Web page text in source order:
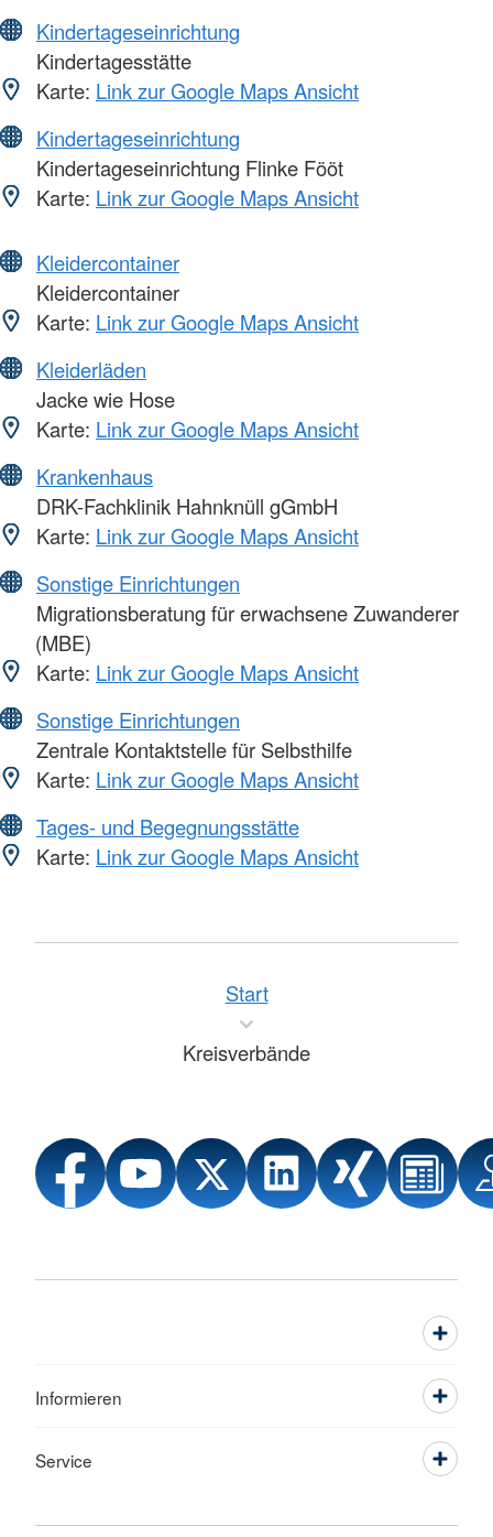
Kindertageseinrichtung
Kindertagesstätte
Karte: Link zur Google Maps Ansicht
Kindertageseinrichtung
Kindertageseinrichtung Flinke Fööt
Karte: Link zur Google Maps Ansicht
Kleidercontainer
Kleidercontainer
Karte: Link zur Google Maps Ansicht
Kleiderläden
Jacke wie Hose
Karte: Link zur Google Maps Ansicht
Krankenhaus
DRK-Fachklinik Hahnknüll gGmbH
Karte: Link zur Google Maps Ansicht
Sonstige Einrichtungen
Migrationsberatung für erwachsene Zuwanderer
(MBE)
Karte: Link zur Google Maps Ansicht
Sonstige Einrichtungen
Zentrale Kontaktstelle für Selbsthilfe
Karte: Link zur Google Maps Ansicht
Tages- und Begegnungsstätte
Karte: Link zur Google Maps Ansicht
Start
Kreisverbände
Informieren
Service